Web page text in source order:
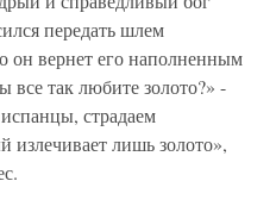
передать шлем
он вернет его наполненным
так любите золото?» -
страдаем
излечивает лишь золото»,